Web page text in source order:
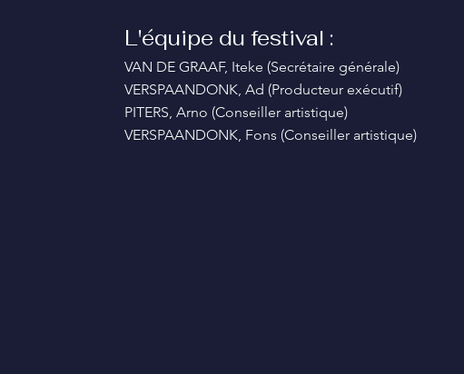
L'équipe du festival :
VAN DE GRAAF, Iteke (Secrétaire générale)
VERSPAANDONK, Ad (Producteur exécutif)
PITERS, Arno (Conseiller artistique)
VERSPAANDONK, Fons (Conseiller artistique)